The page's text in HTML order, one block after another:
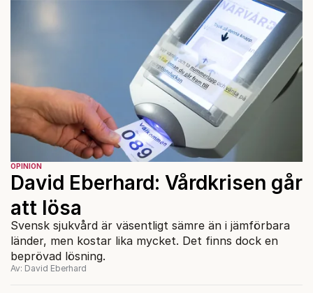
OPINION
David Eberhard: Vårdkrisen går
att lösa
Svensk sjukvård är väsentligt sämre än i jämförbara
länder, men kostar lika mycket. Det finns dock en
beprövad lösning.
Av: David Eberhard